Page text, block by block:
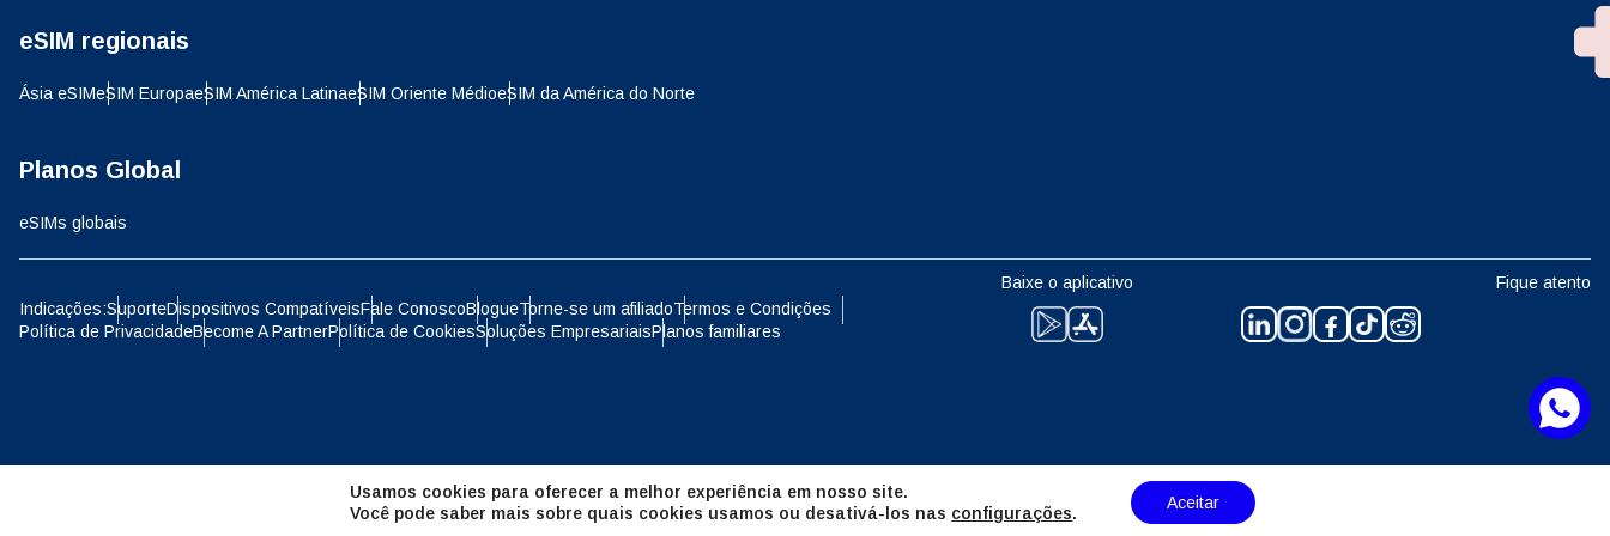
eSIM regionais
Ásia eSIMeSIM EuropaeSIM América LatinaeSIM Oriente MédioeSIM da América do Norte
Planos Global
eSIMs globais
Indicações:SuporteDispositivos CompatíveisFale ConoscoBlogueTorne-se um afiliadoTermos e Condições
Política de PrivacidadeBecome A PartnerPolítica de CookiesSoluções EmpresariaisPlanos familiares
Baixe o aplicativo Fique atento
Polski
简体中文 繁體中文
CAD - Dólar Canadense
CHF - Franco Suíço NZD - Dólar Neozelandês
Usamos cookies para oferecer a melhor experiência em nosso site.
Você pode saber mais sobre quais cookies usamos ou desativá-los nas configurações.
Aceitar